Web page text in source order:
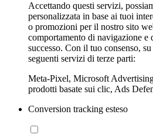
Accettando questi servizi,
personalizzata in base ai tuoi
o promozioni per il nostro sito
comportamento di navigazione e
successo. Con il tuo consenso,
seguenti servizi di terze parti:
Meta-Pixel, Microsoft
prodotti basate sui clic, Ads
Conversion tracking esteso